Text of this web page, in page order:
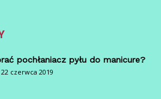
pochłaniacz pyłu do manicure?
22 czerwca 2019